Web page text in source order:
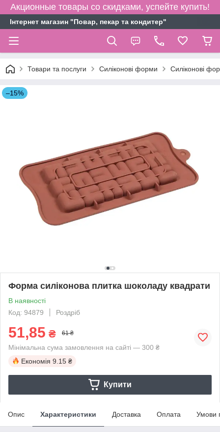
Акционные товары со скидками, успейте купить!
Інтернет магазин "Повар, пекар та кондитер"
Товари та послуги Силіконові форми Силіконові
–15%
Форма силіконова плитка шоколаду квадрати
В наявності
Код: 94879
Роздріб
51,85 ₴ 61 ₴
Мінімальна сума замовлення на сайті — 300 ₴
Економія 9.15 ₴
Купити
Опис Характеристики Доставка Оплата Умови